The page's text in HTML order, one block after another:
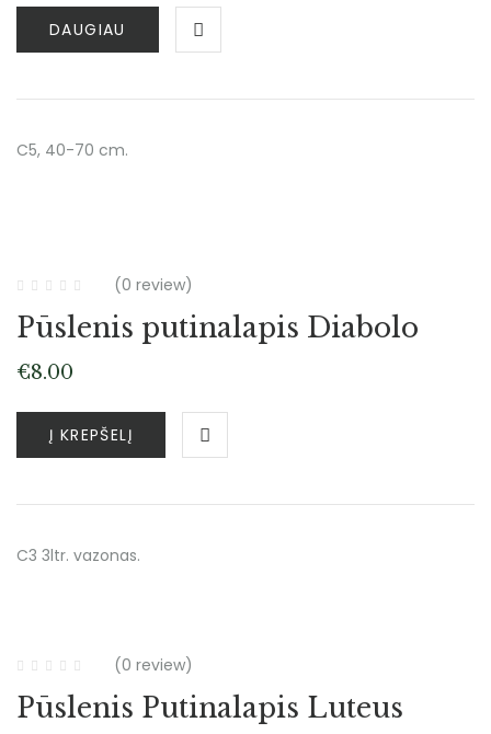
DAUGIAU
C5, 40-70 cm.
(0 review)
Pūslenis putinalapis Diabolo
€8.00
Į KREPŠELĮ
C3 3ltr. vazonas.
(0 review)
Pūslenis Putinalapis Luteus